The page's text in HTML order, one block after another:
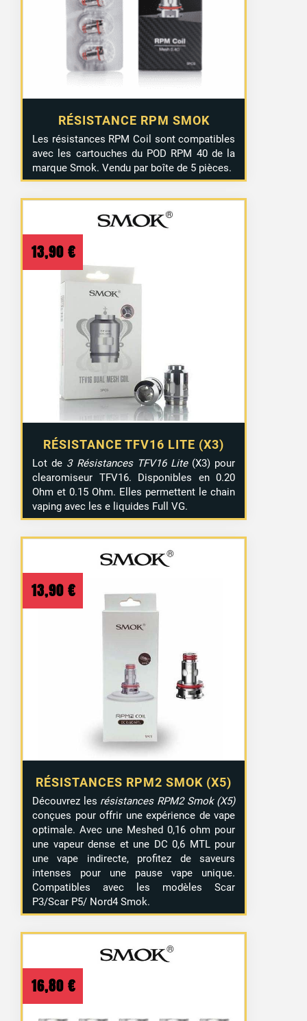
RÉSISTANCE RPM SMOK
à
13,90 €
Les résistances RPM Coil sont compatibles
avec les cartouches du POD RPM 40 de la
marque Smok. Vendu par boîte de 5 pièces.
RÉSISTANCE TFV16 LITE (X3)
13,90 €
Lot de 3 Résistances TFV16 Lite(X3) pour
clearomiseur TFV16. Disponibles en 0.20
Ohm et 0.15 Ohm. Elles permettent le chain
vaping avec les e liquides Full VG.
RÉSISTANCES RPM2 SMOK (X5)
13,90 €
Découvrez les résistances RPM2 Smok (X5)
conçues pour offrir une expérience de vape
optimale. Avec une Meshed 0,16 ohm pour
une vapeur dense et une DC 0,6 MTL pour
une vape indirecte, profitez de saveurs
intenses pour une pause vape unique.
Compatibles avec les modèles Scar
P3/Scar P5/ Nord4 Smok.
16,80 €